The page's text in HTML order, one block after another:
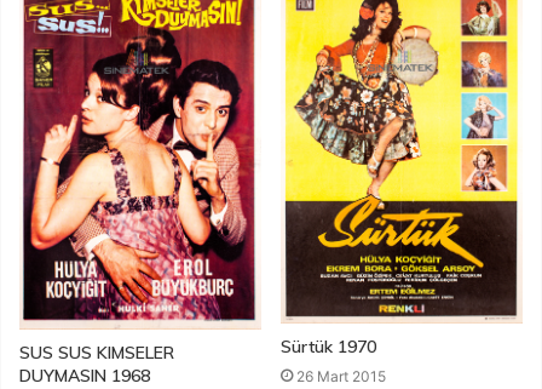
SUS SUS KIMSELER
DUYMASIN 1968
Sürtük 1970
26 Mart 2015